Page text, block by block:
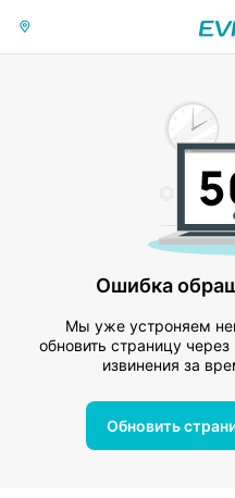
Ошибка
Мы уже устроняем
обновить страницу
извинения за
Обновить